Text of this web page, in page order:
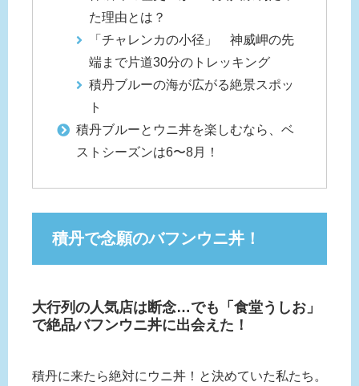
た理由とは？
「チャレンカの小径」 神威岬の先
端まで片道30分のトレッキング
積丹ブルーの海が広がる絶景スポッ
ト
積丹ブルーとウニ丼を楽しむなら、ベ
ストシーズンは6〜8月！
積丹で念願のバフンウニ丼！
大行列の人気店は断念…でも「食堂うしお」
で絶品バフンウニ丼に出会えた！
積丹に来たら絶対にウニ丼！と決めていた私たち。